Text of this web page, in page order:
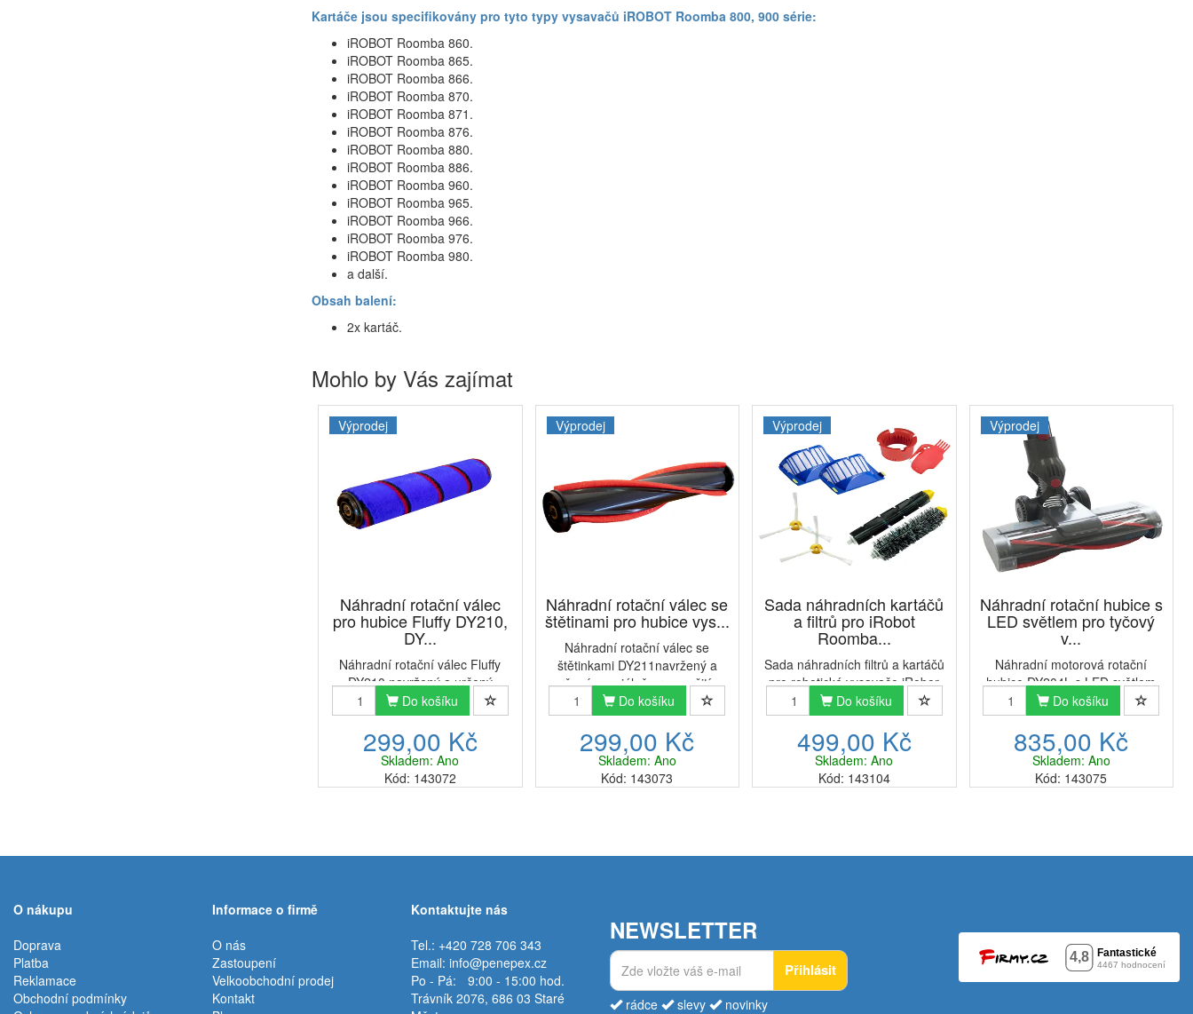
Kartáče jsou specifikovány pro tyto typy vysavačů iROBOT Roomba 800, 900 série:
iROBOT Roomba 860.
iROBOT Roomba 865.
iROBOT Roomba 866.
iROBOT Roomba 870.
iROBOT Roomba 871.
iROBOT Roomba 876.
iROBOT Roomba 880.
iROBOT Roomba 886.
iROBOT Roomba 960.
iROBOT Roomba 965.
iROBOT Roomba 966.
iROBOT Roomba 976.
iROBOT Roomba 980.
a další.
Obsah balení:
2x kartáč.
Mohlo by Vás zajímat
Výprodej
Náhradní rotační válec
pro hubice Fluffy DY210,
DY...
Náhradní rotační válec Fluffy
DY210 navržený a určený
speciálně pro použití s náhradní
motorovou hubicí s LED světlem
pro vysavače Dyson V7 V8 V10
V11 V12 a V15.S tímto
náhradním válečkovým kartáčem
m...
Do košíku
299,00 Kč
Skladem: Ano
Kód: 143072
Výprodej
Náhradní rotační válec se
štětinami pro hubice vys...
Náhradní rotační válec se
štětinkami DY211navržený a
určený speciálně pro použití s
náhradní motorovou hubicí s
LED světlem pro tyčové
vysavače Dyson V7 V8 V10 V11
V12 a V15.S tímto alternativním
vále...
Do košíku
299,00 Kč
Skladem: Ano
Kód: 143073
Výprodej
Sada náhradních kartáčů
a filtrů pro iRobot
Roomba...
Sada náhradních filtrů a kartáčů
pro robotické vysavače iRobor
Roomba série 600Aby váš
vysavač pracoval co nejlépe a
snadno tak udržel váš
domov bez zbytečných nečistot,
je důležité pravidelně měnit f...
Do košíku
499,00 Kč
Skladem: Ano
Kód: 143104
Výprodej
Náhradní rotační hubice s
LED světlem pro tyčový
v...
Náhradní motorová rotační
hubice DY204L s LED světlem
pro vysavače Dyson V7 V8 V10
V11 V12 a V15Hubice
disponuje flexibilním otáčením o
180° a speciálním naklápěcím a
otočným kloubem. Rotační válec
je...
Do košíku
835,00 Kč
Skladem: Ano
Kód: 143075
O nákupu
Doprava
Platba
Reklamace
Obchodní podmínky
Informace o firmě
O nás
Zastoupení
Velkoobchodní prodej
Kontakt
Kontaktujte nás
Tel.: +420 728 706 343
Email: info@penepex.cz
Po - Pá:
9:00 - 15:00 hod.
Trávník 2076, 686 03 Staré
NEWSLETTER
Přihlásit
rádce slevy novinky